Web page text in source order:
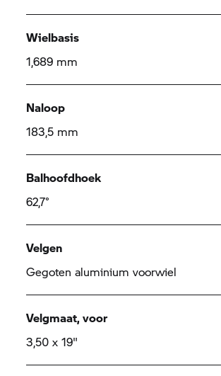
Wielbasis
1,689 mm
Naloop
183,5 mm
Balhoofdhoek
62,7°
Velgen
Gegoten aluminium voorwiel
Velgmaat, voor
3,50 x 19"